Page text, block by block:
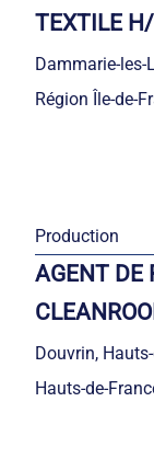
TEXTILE
Dammarie-les-
Région Île-de-
Production
AGENT DE
Douvrin,
Hauts-de-